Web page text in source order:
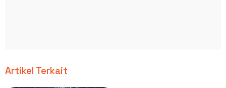
Artikel Terkait